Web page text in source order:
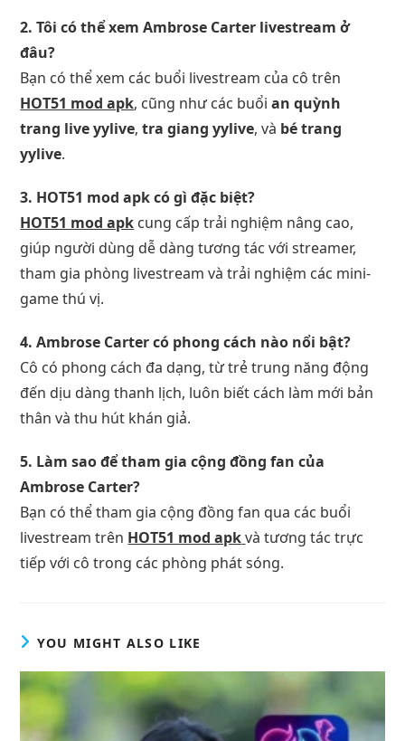
2. Tôi có thể xem Ambrose Carter livestream ở
đâu?
Bạn có thể xem các buổi livestream của cô trên
HOT51 mod apk, cũng như các buổian quỳnh
trang live yylive,tra giang yylive, và bé trang
yylive.
3. HOT51 mod apk có gì đặc biệt?
HOT51 mod apk cung cấp trải nghiệm nâng cao,
giúp người dùng dễ dàng tương tác với streamer,
tham gia phòng livestream và trải nghiệm các mini-
game thú vị.
4. Ambrose Carter có phong cách nào nổi bật?
Cô có phong cách đa dạng, từ trẻ trung năng động
đến dịu dàng thanh lịch, luôn biết cách làm mới bản
thân và thu hút khán giả.
5. Làm sao để tham gia cộng đồng fan của
Ambrose Carter?
Bạn có thể tham gia cộng đồng fan qua các buổi
livestream trên HOT51 mod apk và tương tác trực
tiếp với cô trong các phòng phát sóng.
YOU MIGHT ALSO LIKE